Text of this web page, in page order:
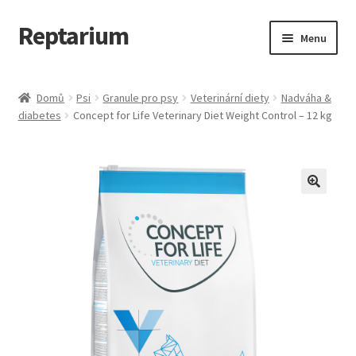
Přeskočit
na
Přejít
k
webu
Reptarium Menu
Košík
Domů Psi Granule pro psy Veterinární diety
Nadváha &
diabetes
Concept for Life Veterinary Diet Weight Control – 12 kg